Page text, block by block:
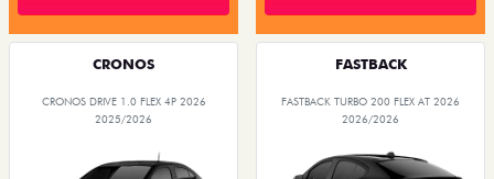
CRONOS
CRONOS DRIVE 1.0 FLEX 4P 2026
2025/2026
FASTBACK
FASTBACK TURBO 200 FLEX AT 2026
2026/2026